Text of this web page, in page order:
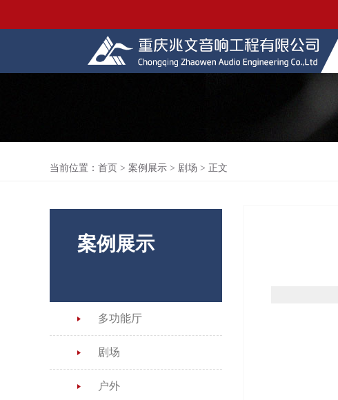
当前位置： 首页 > 案例展示 > 剧场 > 正文
案例展示
多功能厅
剧场
户外